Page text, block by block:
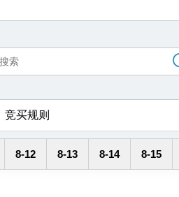
竞买规则
8-12 8-13 8-14 8-15